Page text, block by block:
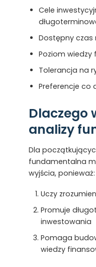
Cele
Dostępny czas
Poziom wiedzy
Tolerancja na
Preferencje co
Dlaczego
analizy
Dla
fundamentalna
wyjścia, ponieważ:
Uczy
Promuje
inwestowania
Pomaga
wiedzy